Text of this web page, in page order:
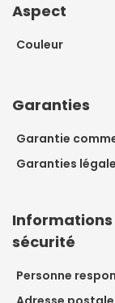
Aspect
Couleur
Garanties
Garantie
Garanties
Informations
sécurité
Personne